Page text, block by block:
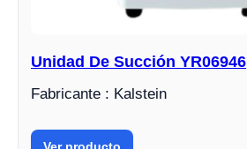
Unidad De Succión YR06946
Fabricante : Kalstein